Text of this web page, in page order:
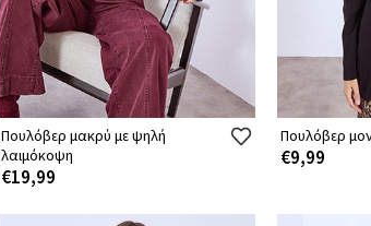
Πουλόβερ μακρύ με ψηλή
λαιμόκοψη
€19,99
Πουλόβερ
€9,99